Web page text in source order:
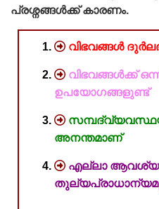
പ്രശ്നങ്ങള്‍ക്ക്‌ കാരണം.
വിഭവങ്ങള്‍
വിഭവങ്ങള്‍ക്ക്‌
ഉപയോഗങ്ങളുണ്ട്‌
അനന്തമാണ്‌
എല്ലാ